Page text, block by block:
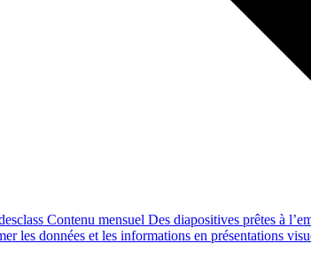
Contenu mensuel Des diapositives prêtes à
les données et les informations en présentations